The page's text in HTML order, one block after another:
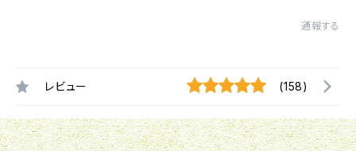
通報する
レビュー (158)